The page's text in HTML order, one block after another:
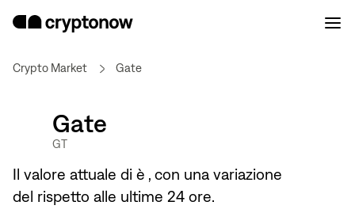
Crypto Market Gate
Gate
GT
Il valore attuale di è , con una variazione
del rispetto alle ultime 24 ore.